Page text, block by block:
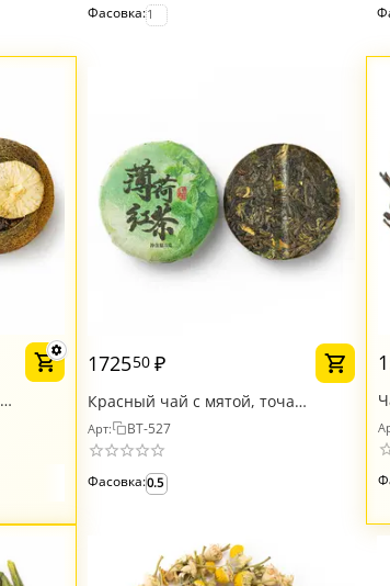
Фасовка:1
172550 ₽
Красный чай с мятой, точа
прессованная
Арт: BT-527
Фасовка:0.5